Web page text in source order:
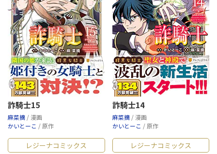
詐騎士15
麻菜摘 / 漫画
かいとーこ / 原作
詐騎士14
麻菜摘 / 漫画
かいとーこ / 原作
レジーナコミックス レジーナコミックス